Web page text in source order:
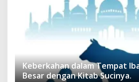
Keberkahan dalam Tempat
Besar dengan Kitab Sucinya.